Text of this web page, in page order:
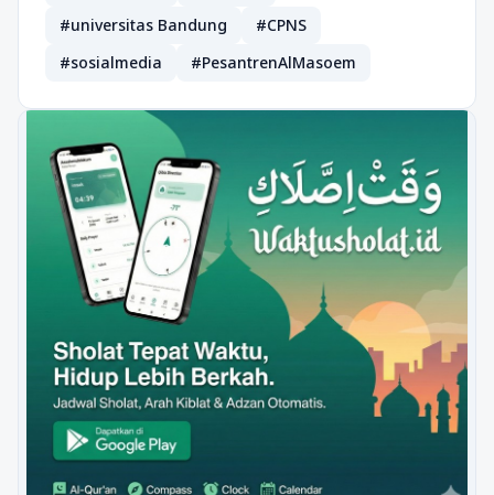
#universitas Bandung
#CPNS
#sosialmedia
#PesantrenAlMasoem